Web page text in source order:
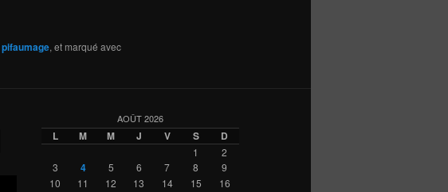
pifaumage, et marqué avec
AOÛT 2026
L M M J V S D
1
2
3
4 5 6 7 8
9
10
11 12 13 14 15
16